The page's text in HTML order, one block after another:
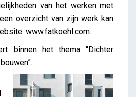
van het werken met
overzicht van zijn werk kan
www.fatkoehl.com.
binnen het thema “Dichter
”.